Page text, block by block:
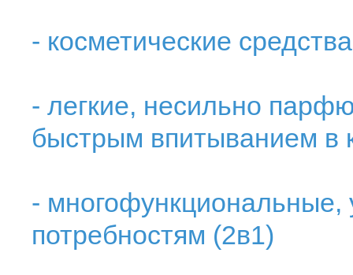
- косметические
- легкие, несильно
быстрым впитыванием в
-
потребностям (2в1)